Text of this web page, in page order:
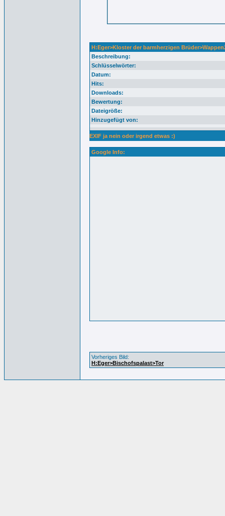
H:Eger>Kloster der barmherzigen
Beschreibung:
Schlüsselwörter:
Datum:
Hits:
Downloads:
Bewertung:
Dateigröße:
Hinzugefügt von:
EXIF ja nein oder irgend etwas :)
Google Info:
Vorheriges Bild:
H:Eger>Bischofspalast>Tor